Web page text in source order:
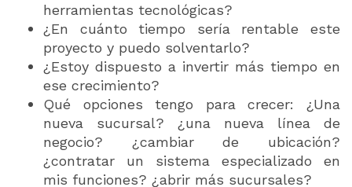
herramientas tecnológicas?
¿En cuánto tiempo sería rentable este
proyecto y puedo solventarlo?
¿Estoy dispuesto a invertir más tiempo en
ese crecimiento?
Qué opciones tengo para crecer: ¿Una
nueva sucursal? ¿una nueva línea de
negocio? ¿cambiar de ubicación?
¿contratar un sistema especializado en
mis funciones? ¿abrir más sucursales?